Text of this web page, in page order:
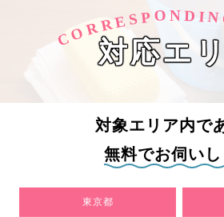
に定め、その目的達成に必要な
情報を収集いたします。お客様
スに関するお問い合わせ、申込
提供いただけるようお願い致し
【個人情報の利用目的について】
当社は、以下に記載する目的で
を利用させていただきます。個
に関しては、次項目「第三者へ
CORRESPOND IN
対応エ
対象エリア内で
無料でお伺い
東京都